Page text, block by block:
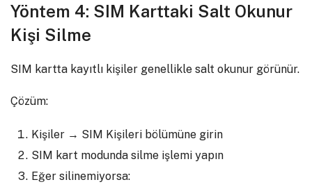
Yöntem 4: SIM Karttaki Salt Okunur
Kişi Silme
SIM kartta kayıtlı kişiler genellikle salt okunur görünür.
Çözüm:
Kişiler → SIM Kişileri bölümüne girin
SIM kart modunda silme işlemi yapın
Eğer silinemiyorsa: